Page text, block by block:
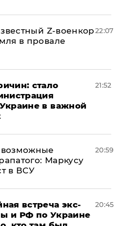
Z-военкор
в провале
22:07
стало
в важной
21:52
Маркусу
в ВСУ
20:59
встреча экс-
и РФ по Украине
20:45